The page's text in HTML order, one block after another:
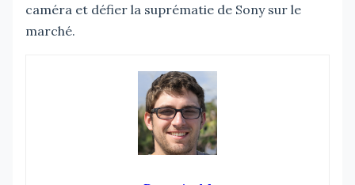
caméra et défier la suprématie de Sony sur le
marché.